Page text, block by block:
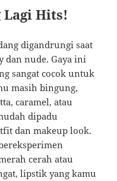
Hits!
digandrungi saat
dan nude. Gaya ini
sangat cocok untuk
masih bingung,
caramel, atau
dipadu
dan makeup look.
cerah atau
lipstik yang kamu